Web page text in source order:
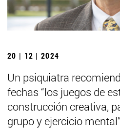
20 | 12 | 2024
Un psiquiatra
fechas “los juegos de
construcción creativa,
grupo y ejercicio mental”